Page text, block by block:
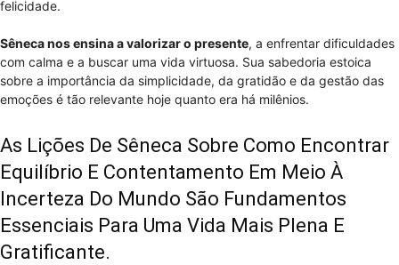
felicidade.
Sêneca nos ensina a valorizar o presente, a enfrentar dificuldades
com calma e a buscar uma vida virtuosa. Sua sabedoria estoica
sobre a importância da simplicidade, da gratidão e da gestão das
emoções é tão relevante hoje quanto era há milênios.
As Lições De Sêneca Sobre Como Encontrar
Equilíbrio E Contentamento Em Meio À
Incerteza Do Mundo São Fundamentos
Essenciais Para Uma Vida Mais Plena E
Gratificante.